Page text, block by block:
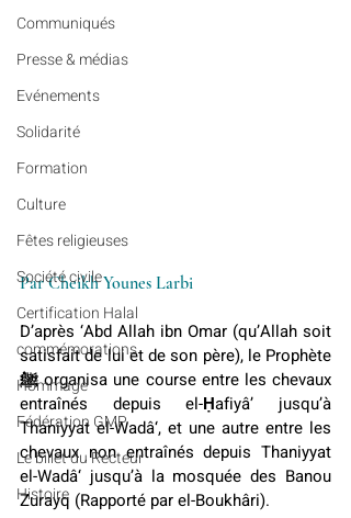
Communiqués
Presse & médias
Evénements
Solidarité
Formation
Culture
Fêtes religieuses
Société civile
Certification Halal
commémorations
Hommage
Fédération GMP
Le billet du Recteur
Histoire
Par Cheikh Younes Larbi
D’après ‘Abd Allah ibn Omar (qu’Allah soit
satisfait de lui et de son père), le Prophète
ﷺ organisa une course entre les chevaux
entraînés depuis el-Ḥafiyâ’ jusqu’à
Thaniyyat el-Wadâ‘, et une autre entre les
chevaux non entraînés depuis Thaniyyat
el-Wadâ‘ jusqu’à la mosquée des Banou
Zurayq (Rapporté par el-Boukhâri).